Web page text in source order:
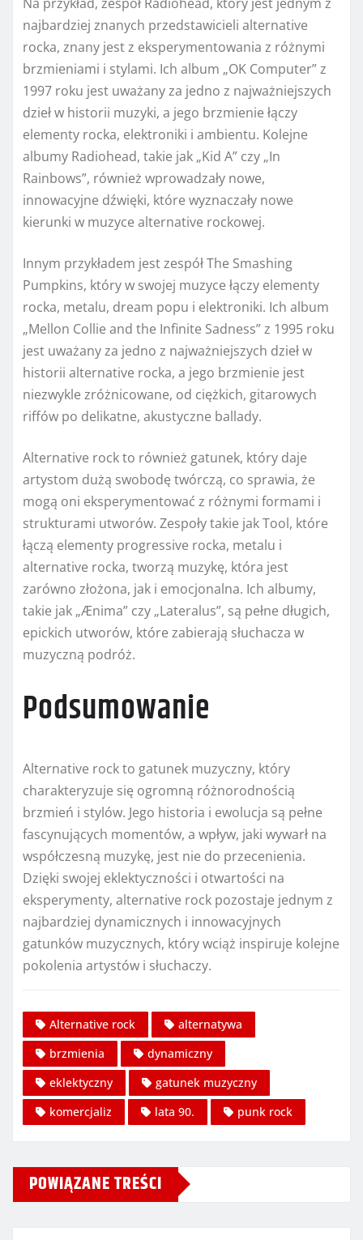
najbardziej znanych przedstawicieli alternative
rocka, znany jest z eksperymentowania z różnymi
brzmieniami i stylami. Ich album „OK Computer” z
1997 roku jest uważany za jedno z najważniejszych
dzieł w historii muzyki, a jego brzmienie łączy
elementy rocka, elektroniki i ambientu. Kolejne
albumy Radiohead, takie jak „Kid A” czy „In
Rainbows”, również wprowadzały nowe,
innowacyjne dźwięki, które wyznaczały nowe
kierunki w muzyce alternative rockowej.
Innym przykładem jest zespół The Smashing
Pumpkins, który w swojej muzyce łączy elementy
rocka, metalu, dream popu i elektroniki. Ich album
„Mellon Collie and the Infinite Sadness” z 1995 roku
jest uważany za jedno z najważniejszych dzieł w
historii alternative rocka, a jego brzmienie jest
niezwykle zróżnicowane, od ciężkich, gitarowych
riffów po delikatne, akustyczne ballady.
Alternative rock to również gatunek, który daje
artystom dużą swobodę twórczą, co sprawia, że
mogą oni eksperymentować z różnymi formami i
strukturami utworów. Zespoły takie jak Tool, które
łączą elementy progressive rocka, metalu i
alternative rocka, tworzą muzykę, która jest
zarówno złożona, jak i emocjonalna. Ich albumy,
takie jak „Ænima” czy „Lateralus”, są pełne długich,
epickich utworów, które zabierają słuchacza w
muzyczną podróż.
Podsumowanie
Alternative rock to gatunek muzyczny, który
charakteryzuje się ogromną różnorodnością
brzmień i stylów. Jego historia i ewolucja są pełne
fascynujących momentów, a wpływ, jaki wywarł na
współczesną muzykę, jest nie do przecenienia.
Dzięki swojej eklektyczności i otwartości na
eksperymenty, alternative rock pozostaje jednym z
najbardziej dynamicznych i innowacyjnych
gatunków muzycznych, który wciąż inspiruje kolejne
pokolenia artystów i słuchaczy.
Alternative rock
alternatywa
brzmienia
dynamiczny
eklektyczny
gatunek muzyczny
komercjaliz
lata 90. punk rock
POWIĄZANE TREŚCI